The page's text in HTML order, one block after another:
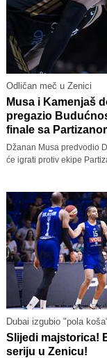
Odličan meč u Zenici
Musa i Kamenjaš
pregazio
finale sa
Džanan Musa predvodio
će igrati protiv ekipe
Dubai izgubio "pola
Slijedi majstorica!
seriju u Zenicu!